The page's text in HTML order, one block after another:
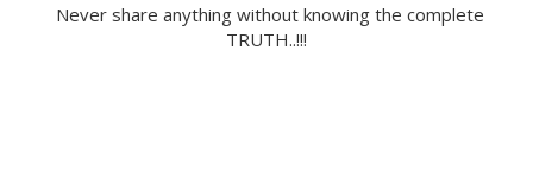
Never share anything without knowing the complete
TRUTH..!!!